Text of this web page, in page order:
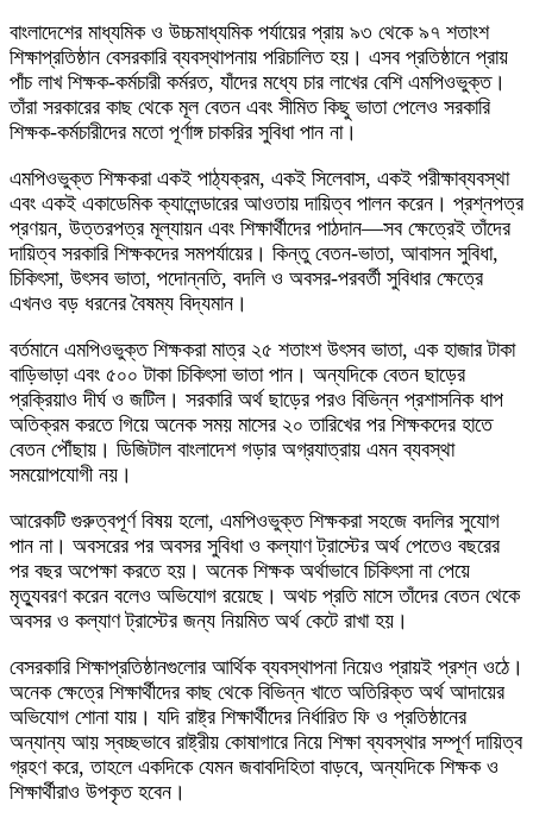
বাংলাদেশের মাধ্যমিক ও উচ্চমাধ্যমিক পর্যায়ের প্রায় ৯৩ থেকে ৯৭ শতাংশ
শিক্ষাপ্রতিষ্ঠান বেসরকারি ব্যবস্থাপনায় পরিচালিত হয়। এসব প্রতিষ্ঠানে প্রায়
পাঁচ লাখ শিক্ষক-কর্মচারী কর্মরত, যাঁদের মধ্যে চার লাখের বেশি এমপিওভুক্ত।
তাঁরা সরকারের কাছ থেকে মূল বেতন এবং সীমিত কিছু ভাতা পেলেও সরকারি
শিক্ষক-কর্মচারীদের মতো পূর্ণাঙ্গ চাকরির সুবিধা পান না।
এমপিওভুক্ত শিক্ষকরা একই পাঠ্যক্রম, একই সিলেবাস, একই পরীক্ষাব্যবস্থা
এবং একই একাডেমিক ক্যালেন্ডারের আওতায় দায়িত্ব পালন করেন। প্রশ্নপত্র
প্রণয়ন, উত্তরপত্র মূল্যায়ন এবং শিক্ষার্থীদের পাঠদান—সব ক্ষেত্রেই তাঁদের
দায়িত্ব সরকারি শিক্ষকদের সমপর্যায়ের। কিন্তু বেতন-ভাতা, আবাসন সুবিধা,
চিকিৎসা, উৎসব ভাতা, পদোন্নতি, বদলি ও অবসর-পরবর্তী সুবিধার ক্ষেত্রে
এখনও বড় ধরনের বৈষম্য বিদ্যমান।
বর্তমানে এমপিওভুক্ত শিক্ষকরা মাত্র ২৫ শতাংশ উৎসব ভাতা, এক হাজার টাকা
বাড়িভাড়া এবং ৫০০ টাকা চিকিৎসা ভাতা পান। অন্যদিকে বেতন ছাড়ের
প্রক্রিয়াও দীর্ঘ ও জটিল। সরকারি অর্থ ছাড়ের পরও বিভিন্ন প্রশাসনিক ধাপ
অতিক্রম করতে গিয়ে অনেক সময় মাসের ২০ তারিখের পর শিক্ষকদের হাতে
বেতন পৌঁছায়। ডিজিটাল বাংলাদেশ গড়ার অগ্রযাত্রায় এমন ব্যবস্থা
সময়োপযোগী নয়।
আরেকটি গুরুত্বপূর্ণ বিষয় হলো, এমপিওভুক্ত শিক্ষকরা সহজে বদলির সুযোগ
পান না। অবসরের পর অবসর সুবিধা ও কল্যাণ ট্রাস্টের অর্থ পেতেও বছরের
পর বছর অপেক্ষা করতে হয়। অনেক শিক্ষক অর্থাভাবে চিকিৎসা না পেয়ে
মৃত্যুবরণ করেন বলেও অভিযোগ রয়েছে। অথচ প্রতি মাসে তাঁদের বেতন থেকে
অবসর ও কল্যাণ ট্রাস্টের জন্য নিয়মিত অর্থ কেটে রাখা হয়।
বেসরকারি শিক্ষাপ্রতিষ্ঠানগুলোর আর্থিক ব্যবস্থাপনা নিয়েও প্রায়ই প্রশ্ন ওঠে।
অনেক ক্ষেত্রে শিক্ষার্থীদের কাছ থেকে বিভিন্ন খাতে অতিরিক্ত অর্থ আদায়ের
অভিযোগ শোনা যায়। যদি রাষ্ট্র শিক্ষার্থীদের নির্ধারিত ফি ও প্রতিষ্ঠানের
অন্যান্য আয় স্বচ্ছভাবে রাষ্ট্রীয় কোষাগারে নিয়ে শিক্ষা ব্যবস্থার সম্পূর্ণ দায়িত্ব
গ্রহণ করে, তাহলে একদিকে যেমন জবাবদিহিতা বাড়বে, অন্যদিকে শিক্ষক ও
শিক্ষার্থীরাও উপকৃত হবেন।